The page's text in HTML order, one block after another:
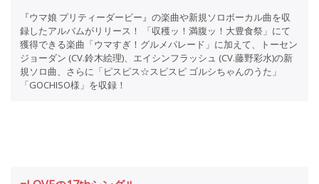
『ウマ娘 プリティーダービー』の楽曲や新規ソロボーカル曲を収
録したアルバムがリリース！ 「収穫ッ！満腹ッ！大豊食祭」にて
獲得できる楽曲「ウマすぎ！グルメパレード」に加えて、トーセン
ジョーダン (CV.鈴木絵理)、エイシンフラッシュ (CV.藤野彩水)の新
規ソロ曲、さらに「ピスピス☆スピスピ ゴルシちゃんのうた」
「GOCHISO様」を収録！